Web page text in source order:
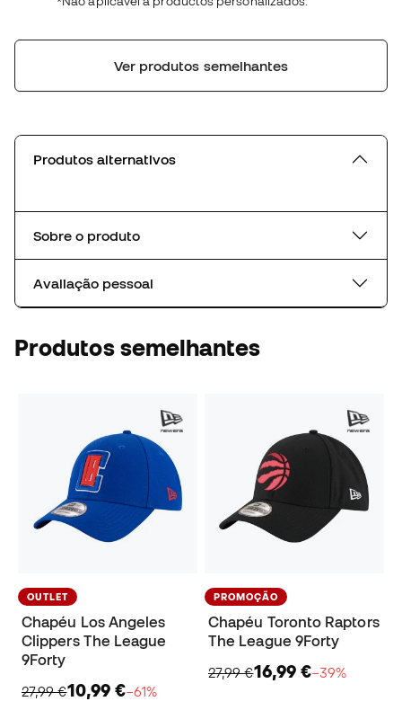
Ver produtos semelhantes
Produtos alternativos
Sobre o produto
Avaliação pessoal
Produtos semelhantes
OUTLET
Chapéu Los Angeles
Clippers The League
9Forty
27,99 €10,99 €−61%
PROMOÇÃO
Chapéu Toronto Raptors
The League 9Forty
27,99 €16,99 €−39%